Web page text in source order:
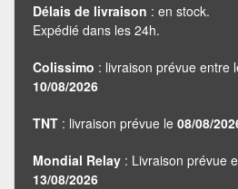
Délais de livraison : en stock.
Expédié dans les 24h.
Colissimo : livraison prévue entre
10/08/2026
TNT : livraison prévue le 08/08/
Mondial Relay : Livraison prévue
13/08/2026